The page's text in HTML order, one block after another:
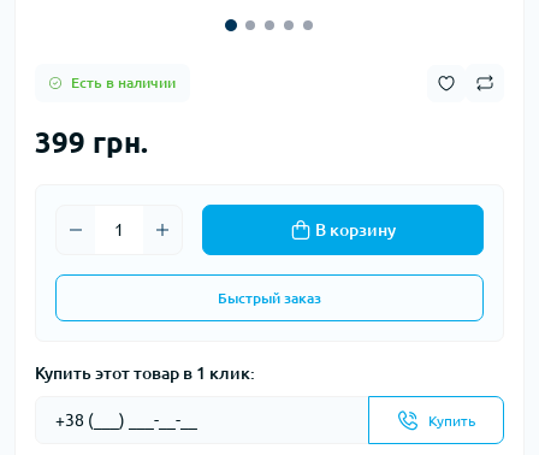
Есть в наличии
399 грн.
В корзину
Быстрый заказ
Купить этот товар в 1 клик:
Купить